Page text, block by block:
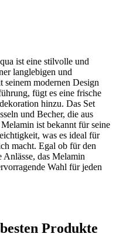
ist eine stilvolle und
langlebigen und
modernen Design
fügt es eine frische
hinzu. Das Set
und Becher, die aus
ist bekannt für seine
was es ideal für
macht. Egal ob für den
Anlässe, das Melamin
Wahl für jeden
Produkte